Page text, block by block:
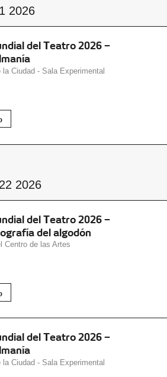
2026
del Teatro 2026 –
la Ciudad - Sala Experimental
2026
del Teatro 2026 –
del algodón
Centro de las Artes
del Teatro 2026 –
la Ciudad - Sala Experimental